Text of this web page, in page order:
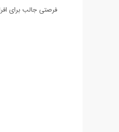
فرصتی جالب برای